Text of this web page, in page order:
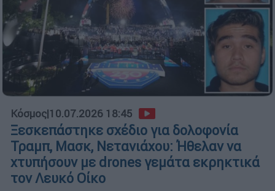
Κόσμος|10.07.2026 18:45
Ξεσκεπάστηκε σχέδιο για δολοφονία
Τραμπ, Μασκ, Νετανιάχου: Ήθελαν να
χτυπήσουν με drones γεμάτα εκρηκτικά
τον Λευκό Οίκο